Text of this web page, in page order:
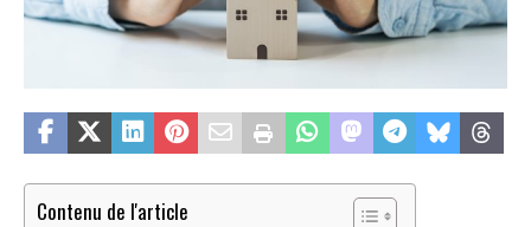
Contenu de l'article